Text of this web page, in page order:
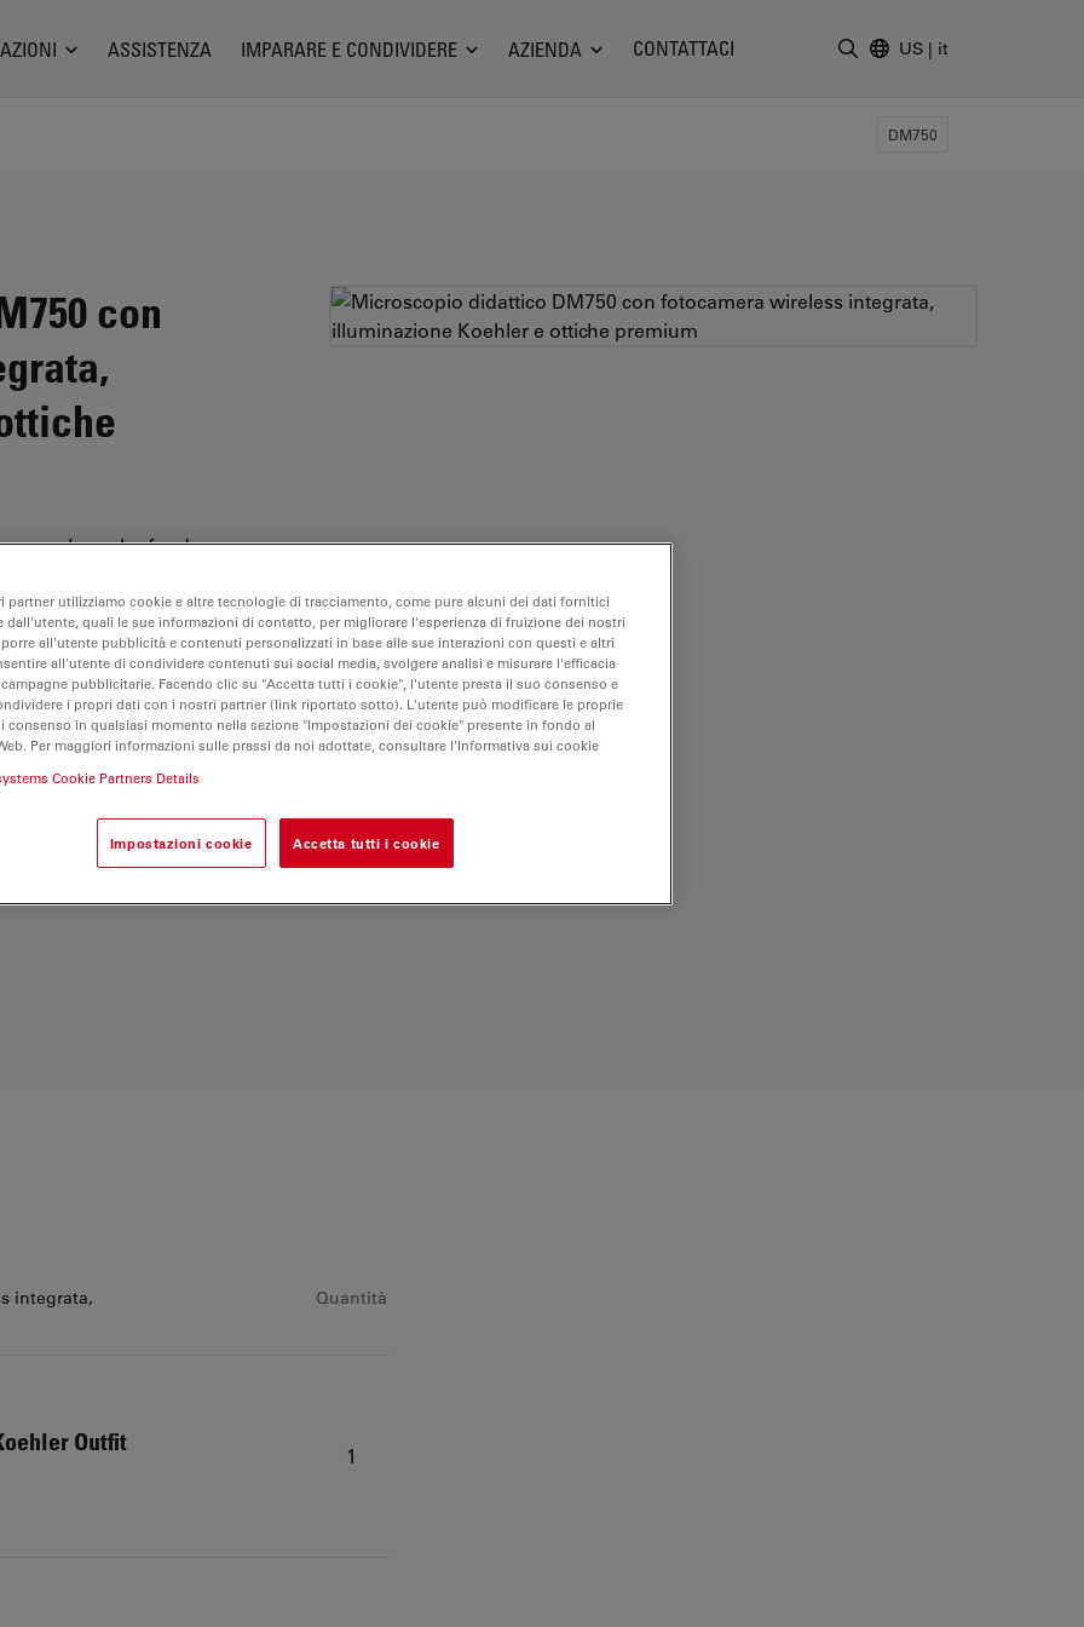
ASSISTENZA IMPARARE E CONDIVIDERE AZIENDA CONTATTACI US | it
DM750
con
che fonde
Progettato
una fotocamera
un'illuminazione
e un'ottica di alto
pensando a
in classe
avanzate,
del mondo della
ed
integrata,
Quantità
Outfit 1
partner utilizziamo cookie e altre tecnologie di tracciamento, come pure alcuni dei dati fornitici
dall'utente, quali le sue informazioni di contatto, per migliorare l'esperienza di fruizione dei nostri
all'utente pubblicità e contenuti personalizzati in base alle sue interazioni con questi e altri
all'utente di condividere contenuti sui social media, svolgere analisi e misurare l'efficacia
pubblicitarie. Facendo clic su "Accetta tutti i cookie", l'utente presta il suo consenso e
i propri dati con i nostri partner (link riportato sotto). L'utente può modificare le proprie
consenso in qualsiasi momento nella sezione "Impostazioni dei cookie" presente in fondo al
Per maggiori informazioni sulle prassi da noi adottate, consultare l'Informativa sui cookie
Cookie Partners Details
Impostazioni cookie Accetta tutti i cookie